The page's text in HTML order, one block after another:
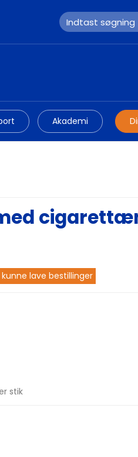
Akademi
lave bestillinger
stik